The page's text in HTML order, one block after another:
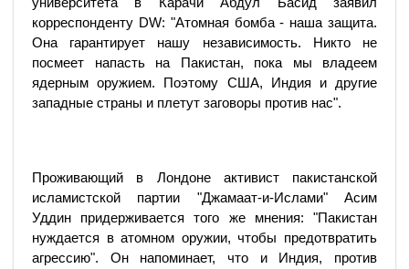
корреспонденту DW: "Атомная бомба - наша защита.
Она гарантирует нашу независимость. Никто не
посмеет напасть на Пакистан, пока мы владеем
ядерным оружием. Поэтому США, Индия и другие
западные страны и плетут заговоры против нас".
Проживающий в Лондоне активист пакистанской
исламистской партии "Джамаат-и-Ислами" Асим
Уддин придерживается того же мнения: "Пакистан
нуждается в атомном оружии, чтобы предотвратить
агрессию". Он напоминает, что и Индия, против